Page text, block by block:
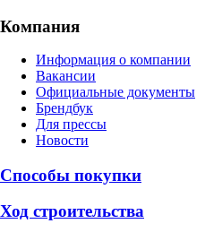
Компания
Информация о компании
Вакансии
Официальные документы
Брендбук
Для прессы
Новости
Способы покупки
Ход строительства